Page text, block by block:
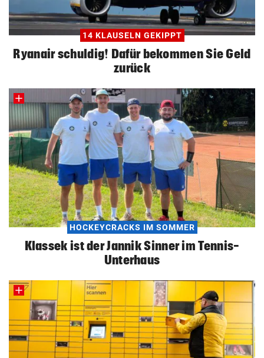
14 KLAUSELN GEKIPPT
Ryanair schuldig! Dafür bekommen Sie Geld
zurück
HOCKEYCRACKS IM SOMMER
Klassek ist der Jannik Sinner im Tennis-
Unterhaus